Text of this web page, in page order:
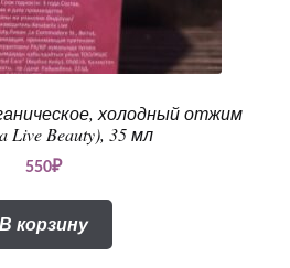
холодный отжим
Live Beauty), 35 мл
550₽
В корзину